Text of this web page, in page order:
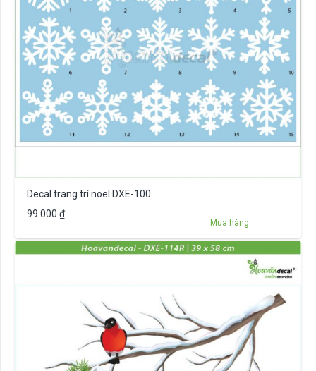
Decal trang trí noel DXE-100
99.000 ₫
Mua hàng